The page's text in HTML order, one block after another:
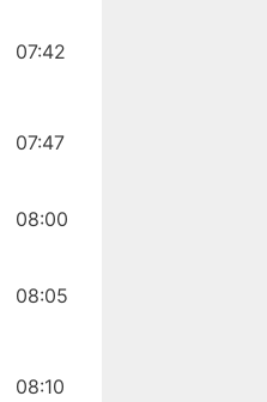
07:42
07:47
08:00
08:05
08:10